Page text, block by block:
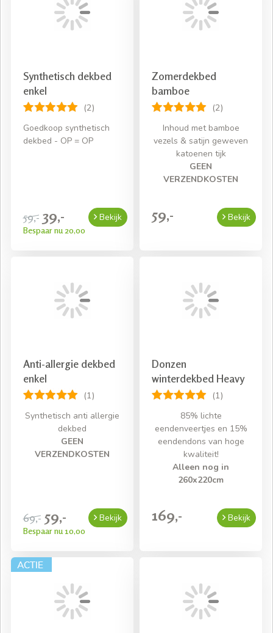
Gratis bezorging bij een bestelling van € 50,- aan
beddengoed
Synthetisch dekbed
enkel
(2)
Goedkoop synthetisch
dekbed - OP = OP
59,- 39,-
Bespaar nu 20,00
Bekijk
Zomerdekbed
bamboe
(2)
Inhoud met bamboe
vezels & satijn geweven
katoenen tijk
GEEN
VERZENDKOSTEN
59,- Bekijk
Anti-allergie dekbed
enkel
(1)
Synthetisch anti allergie
dekbed
GEEN
VERZENDKOSTEN
69,- 59,-
Bespaar nu 10,00
Bekijk
Donzen
winterdekbed Heavy
(1)
85% lichte
eendenveertjes en 15%
eendendons van hoge
kwaliteit!
Alleen nog in
260x220cm
169,- Bekijk